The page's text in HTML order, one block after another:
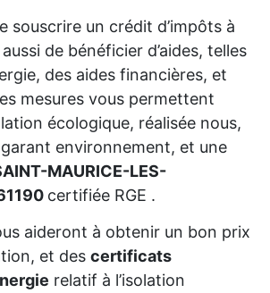
souscrire un crédit d’impôts à
de bénéficier d’aides, telles
des aides financières, et
mesures vous permettent
écologique, réalisée nous,
environnement, et une
MAURICE-LES-
certifiée RGE .
aideront à obtenir un bon prix
et des certificats
relatif à l’isolation